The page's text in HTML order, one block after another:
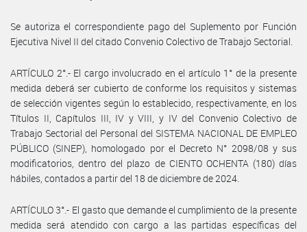
Se autoriza el correspondiente pago del Suplemento por Función
Ejecutiva Nivel II del citado Convenio Colectivo de Trabajo Sectorial.
ARTÍCULO 2°.- El cargo involucrado en el artículo 1° de la presente
medida deberá ser cubierto de conforme los requisitos y sistemas
de selección vigentes según lo establecido, respectivamente, en los
Títulos II, Capítulos III, IV y VIII, y IV del Convenio Colectivo de
Trabajo Sectorial del Personal del SISTEMA NACIONAL DE EMPLEO
PÚBLICO (SINEP), homologado por el Decreto N° 2098/08 y sus
modificatorios, dentro del plazo de CIENTO OCHENTA (180) días
hábiles, contados a partir del 18 de diciembre de 2024.
ARTÍCULO 3°.- El gasto que demande el cumplimiento de la presente
medida será atendido con cargo a las partidas específicas del